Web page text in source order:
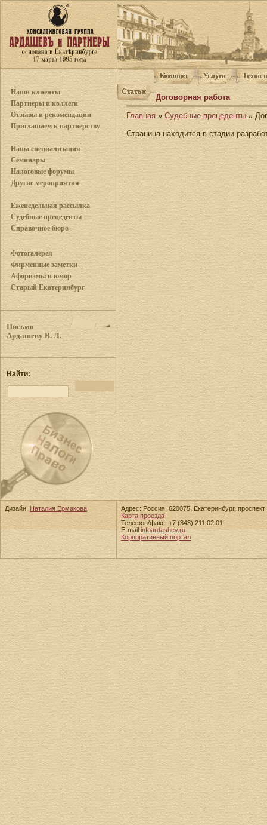
Наши клиенты
Партнеры и коллеги
Отзывы и рекомендации
Приглашаем к партнерству
Наша специализация
Семинары
Налоговые форумы
Другие мероприятия
Еженедельная рассылка
Судебные прецеденты
Справочное бюро
Фотогалерея
Фирменные заметки
Афоризмы и юмор
Старый Екатеринбург
Письмо
Ардашеву В. Л.
Найти:
Договорная работа
Главная » Судебные прецеденты»
Страница находится в стадии
Дизайн: Наталия Ермакова
Адрес: Россия, 620075, Екатеринбург,
Карта проезда
Телефон/факс: +7 (343) 211 02 01
E-mail:infoardashev.ru
Корпоративный портал